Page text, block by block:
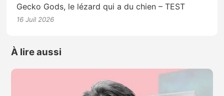
Gecko Gods, le lézard qui a du chien – TEST
16 Juil 2026
À lire aussi